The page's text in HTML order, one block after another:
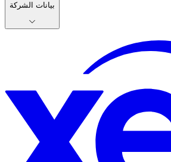
بيانات الشركة